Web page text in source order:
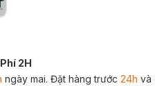
2H
ngày mai. Đặt hàng trước 24h và